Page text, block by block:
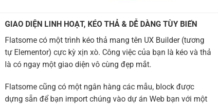
GIAO DIỆN LINH HOẠT, KÉO THẢ & DỄ DÀNG TÙY BIẾN
Flatsome có một trình kéo thả mang tên UX Builder (tương
tự Elementor) cực kỳ xịn xò. Công việc của bạn là kéo và thả
là có ngay một giao diện vô cùng đẹp mắt.
Flatsome cũng có một ngân hàng các mẫu, block được
dựng sẵn để bạn import chúng vào dự án Web bạn với một